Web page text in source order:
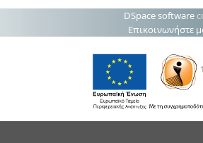
DSpace software
Επικοινωνήστε